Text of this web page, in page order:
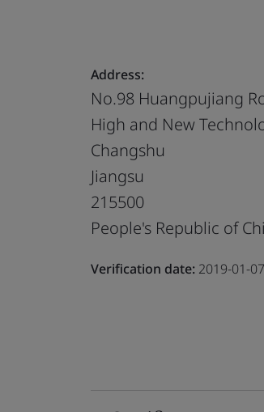
Address:
No.98 Huangpujiang
High and New
Changshu
Jiangsu
215500
People's Republic of
Verification date: 2019-01-07